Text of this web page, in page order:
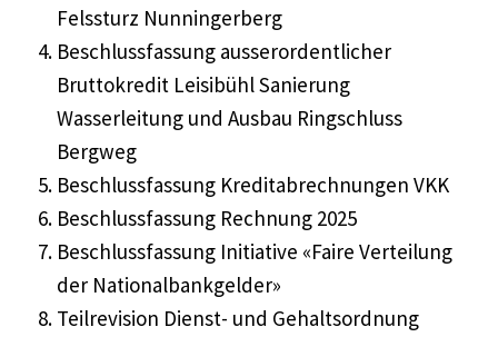
Felssturz Nunningerberg
Beschlussfassung ausserordentlicher
Bruttokredit LeisibühlSanierung
Wasserleitung und Ausbau Ringschluss
Bergweg
Beschlussfassung Kreditabrechnungen VKK
Beschlussfassung Rechnung 2025
Beschlussfassung Initiative «Faire Verteilung
der Nationalbankgelder»
Teilrevision Dienst- und Gehaltsordnung